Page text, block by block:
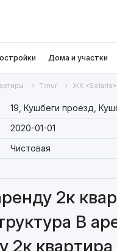
Дома и участки
Timur ЖК «Solaris»
19, Кушбеги проезд,
2020-01-01
Чистовая
2к
В
2к